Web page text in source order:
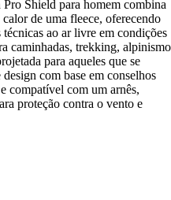
Shield para homem combina
de uma fleece, oferecendo
ao ar livre em condições
caminhadas, trekking, alpinismo
para aqueles que se
com base em conselhos
compatível com um arnês,
proteção contra o vento e